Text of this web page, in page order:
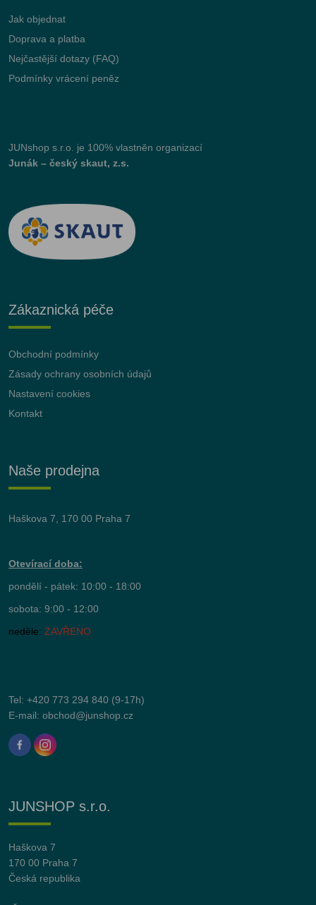
Jak objednat
Doprava a platba
Nejčastější dotazy (FAQ)
Podmínky vrácení peněz
JUNshop s.r.o.
je 100% vlastněn organizací
Junák – český skaut, z.s.
Zákaznická péče
Obchodní podmínky
Zásady ochrany osobních údajů
Nastavení cookies
Kontakt
Naše prodejna
Haškova 7, 170 00 Praha 7
Otevírací doba:
pondělí - pátek: 10:00 - 18:00
sobota: 9:00 - 12:00
neděle: ZAVŘENO
Tel: +420 773 294 840 (9-17h)
E-mail: obchod@junshop.cz
JUNSHOP s.r.o.
Haškova 7
170 00 Praha 7
Česká republika